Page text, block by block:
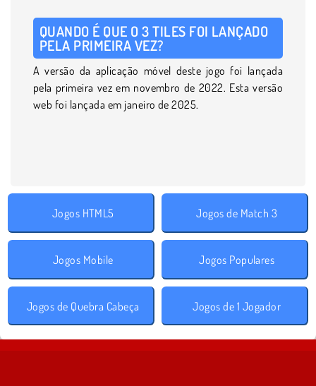
QUANDO É QUE O 3 TILES FOI LANÇADO
PELA PRIMEIRA VEZ?
A versão da aplicação móvel deste jogo foi lançada
pela primeira vez em novembro de 2022. Esta versão
web foi lançada em janeiro de 2025.
Jogos HTML5 Jogos de Match 3
Jogos Mobile Jogos Populares
Jogos de Quebra Cabeça Jogos de 1 Jogador